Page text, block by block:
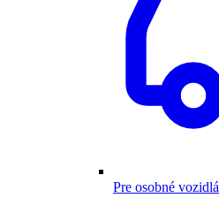
Pre osobné vozidlá